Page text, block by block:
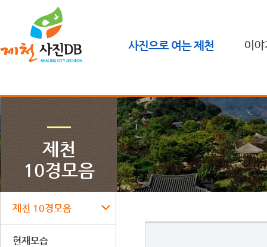
사진으로 여는 제천 이
제천
10경모음
제천 10경모음
현재모습